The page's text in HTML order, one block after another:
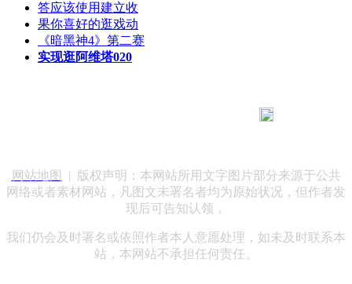
答应该使用建立收
果你喜好的逛戏动
《暗黑神4》第二赛
实现逛阿维塔020
网站地图
| 版权声明：本网站所用文字图片部分来源于公共
网络或者素材网站，凡图文未署名者均为原始状况，但作者发
现后可告知认领，
我们仍会及时署名或依照作者本人意愿处理，如未及时联系本
站，本网站不承担任何责任。